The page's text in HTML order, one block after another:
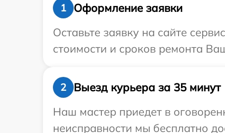
1
Оформление заявки
Оставьте заявку на сайте
стоимости и сроков ремонта
2
Выезд курьера за 35 минут
Наш мастер приедет в
неисправности мы бесплатно